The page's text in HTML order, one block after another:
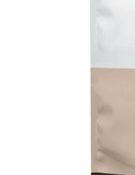
DOPRAVA A PLATBA